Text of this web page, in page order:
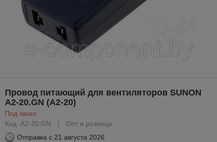
Провод питающий для вентиляторов SUNON
A2-20.GN (A2-20)
Под заказ
Код: A2-20.GN
Опт и розница
Отправка с 21 августа 2026